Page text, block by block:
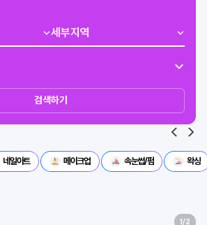
검색하기
네일아트 메이크업 속눈썹/펌 왁싱
1/2